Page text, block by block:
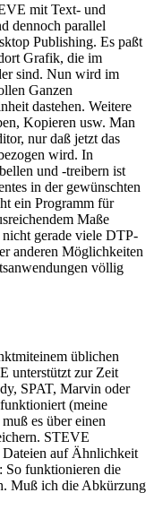
mit Text- und
dennoch parallel
Publishing. Es paßt
Grafik, die im
sind. Nun wird im
Ganzen
dastehen. Weitere
Kopieren usw. Man
nur daß jetzt das
wird. In
und -treibern ist
in der gewünschten
ein Programm für
Maße
gerade viele DTP-
anderen Möglichkeiten
völlig
üblichen
unterstützt zur Zeit
SPAT, Marvin oder
(meine
es über einen
STEVE
auf Ähnlichkeit
So funktionieren die
Muß ich die Abkürzung